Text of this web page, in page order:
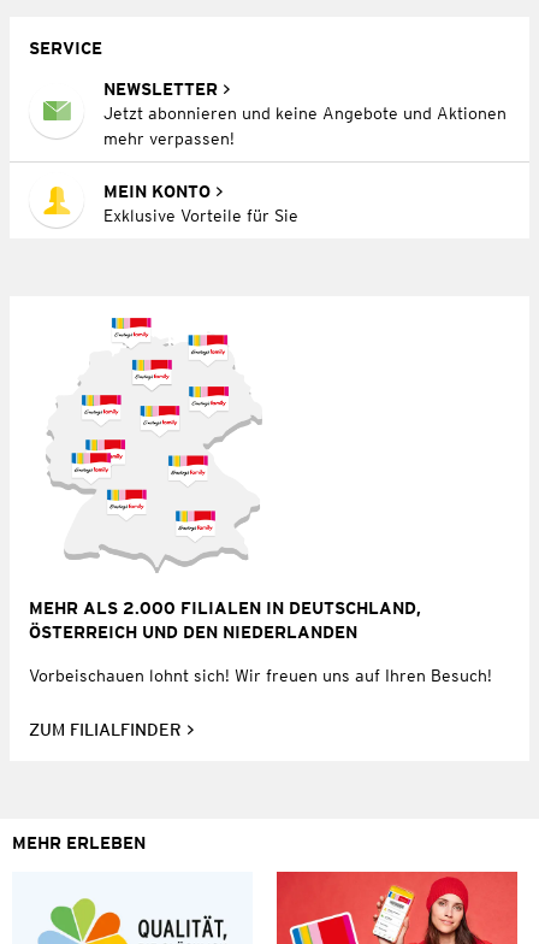
SERVICE
NEWSLETTER
Jetzt abonnieren und keine Angebote und Aktionen
mehr verpassen!
MEIN KONTO
Exklusive Vorteile für Sie
MEHR ALS 2.000 FILIALEN IN DEUTSCHLAND,
ÖSTERREICH UND DEN NIEDERLANDEN
Vorbeischauen lohnt sich! Wir freuen uns auf Ihren Besuch!
ZUM FILIALFINDER
MEHR ERLEBEN